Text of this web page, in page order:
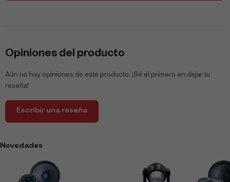
Opiniones del producto
Aún no hay opiniones de este producto. ¡Sé el primero en dejar tu
reseña!
Escribir una reseña
Novedades